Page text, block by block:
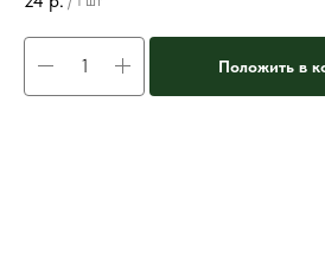
Положить в